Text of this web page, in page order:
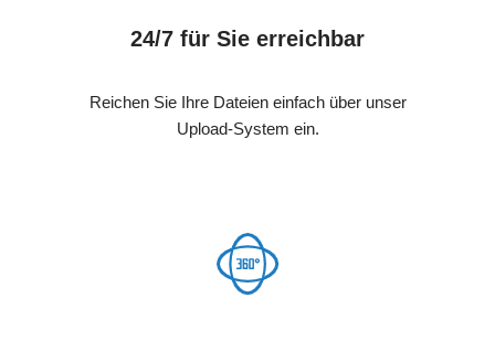
24/7 für Sie erreichbar
Reichen Sie Ihre Dateien einfach über unser
Upload-System ein.